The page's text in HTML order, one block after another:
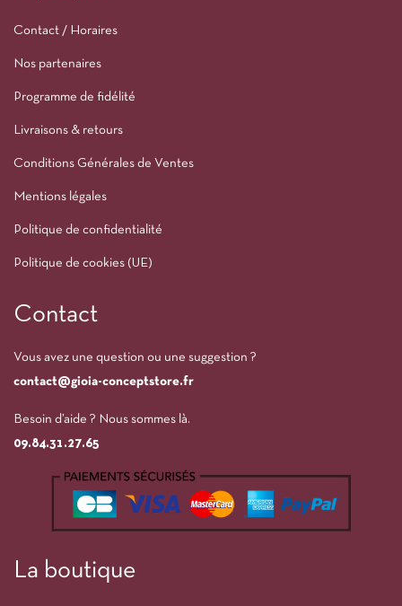
Contact / Horaires
Nos partenaires
Programme de fidélité
Livraisons & retours
Conditions Générales de Ventes
Mentions légales
Politique de confidentialité
Politique de cookies (UE)
Contact
Vous avez une question ou une suggestion ?
contact@gioia-conceptstore.fr
Besoin d’aide ? Nous sommes là.
09.84.31.27.65
La boutique